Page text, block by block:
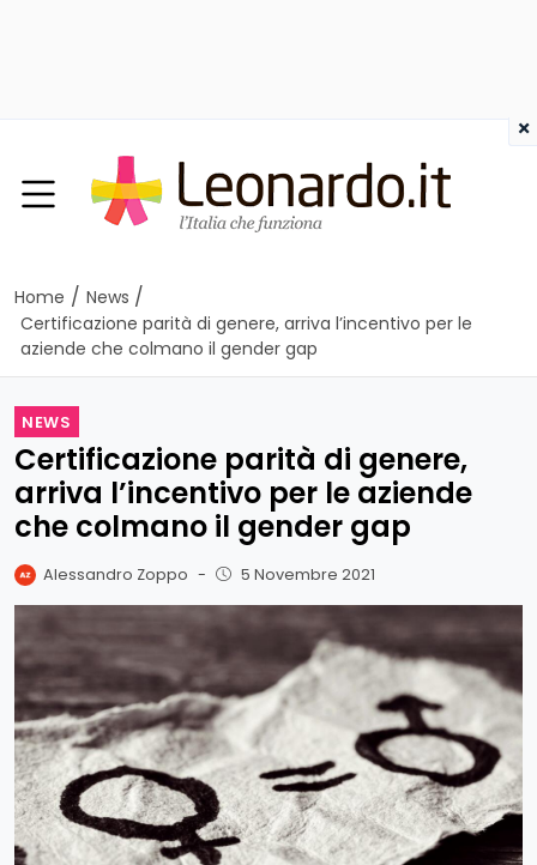
Home / News /
Certificazione parità di genere, arriva l’incentivo per le
aziende che colmano il gender gap
NEWS
Certificazione parità di genere,
arriva l’incentivo per le aziende
che colmano il gender gap
Alessandro Zoppo - 5 Novembre 2021
×